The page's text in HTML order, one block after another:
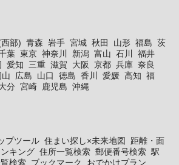
部) 青森 岩手 宮城 秋田 山形 福島 茨
葉 東京 神奈川 新潟 富山 石川
福井
愛知 三重 滋賀 大阪 京都 兵庫 奈良
山 広島 山口 徳島 香川 愛媛 高知 福
分 宮崎 鹿児島 沖縄
プツール 住まい探し×未来地図
距離・面
キング 住所一覧検索 郵便番号検索 駅
検索 ブックマーク おでかけプラン